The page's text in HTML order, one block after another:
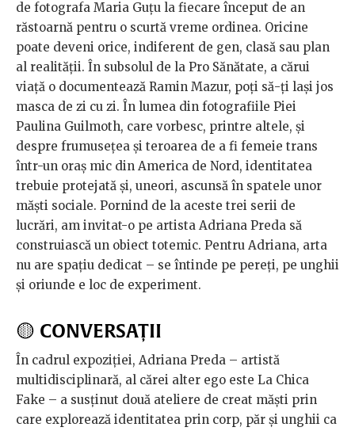
de fotografa Maria Guțu la fiecare început de an
răstoarnă pentru o scurtă vreme ordinea. Oricine
poate deveni orice, indiferent de gen, clasă sau plan
al realității. În subsolul de la Pro Sănătate, a cărui
viață o documentează Ramin Mazur, poți să-ți lași jos
masca de zi cu zi. În lumea din fotografiile Piei
Paulina Guilmoth, care vorbesc, printre altele, și
despre frumusețea și teroarea de a fi femeie trans
într-un oraș mic din America de Nord, identitatea
trebuie protejată și, uneori, ascunsă în spatele unor
măști sociale. Pornind de la aceste trei serii de
lucrări, am invitat-o pe artista Adriana Preda să
construiască un obiect totemic. Pentru Adriana, arta
nu are spațiu dedicat – se întinde pe pereți, pe unghii
și oriunde e loc de experiment.
🟡 CONVERSAȚII
În cadrul expoziției, Adriana Preda – artistă
multidisciplinară, al cărei alter ego este La Chica
Fake – a susținut două ateliere de creat măști prin
care explorează identitatea prin corp, păr și unghii ca